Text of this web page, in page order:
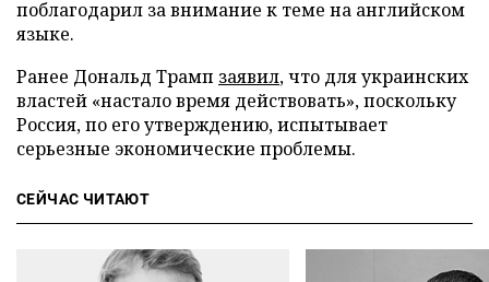
поблагодарил за внимание к теме на английском
языке.
Ранее Дональд Трамп заявил, что для украинских
властей «настало время действовать», поскольку
Россия, по его утверждению, испытывает
серьезные экономические проблемы.
СЕЙЧАС ЧИТАЮТ